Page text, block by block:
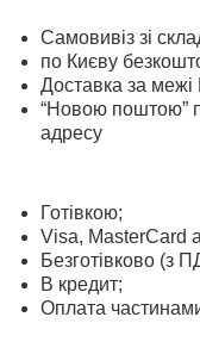
Самовивіз зі
по Києву
Доставка за
“Новою поштою”
адресу
Готівкою;
Visa, MasterСard
Безготівково (з
В кредит;
Оплата